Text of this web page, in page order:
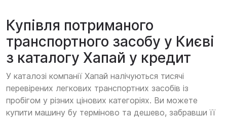
Купівля потриманого
транспортного засобу у Києві
з каталогу Хапай у кредит
У каталозі компанії Хапай налічуються тисячі
перевірених легкових транспортних засобів із
пробігом у різних цінових категоріях. Ви можете
купити машину бу терміново та дешево, забравши її